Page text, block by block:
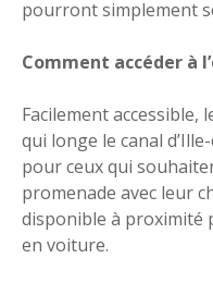
pourront simplement
Comment accéder à
Facilement accessible,
qui longe le canal
pour ceux qui
promenade avec leur
disponible à proximité
en voiture.